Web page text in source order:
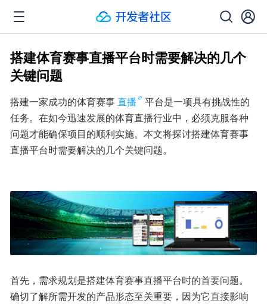
搭建体育赛事直播平台时需要解决的几个
关键问题
搭建一家成功的体育赛事直播
平台是一项具有挑战性的
任务。在如今迅速发展的体育直播行业中，必须克服各种
问题才能确保项目的顺利实施。本文将探讨搭建体育赛事
直播平台时需要解决的几个关键问题。
首先，需求规划是搭建体育赛事直播平台时的首要问题。
确切了解所需开发的产品形态至关重要，因为它直接影响